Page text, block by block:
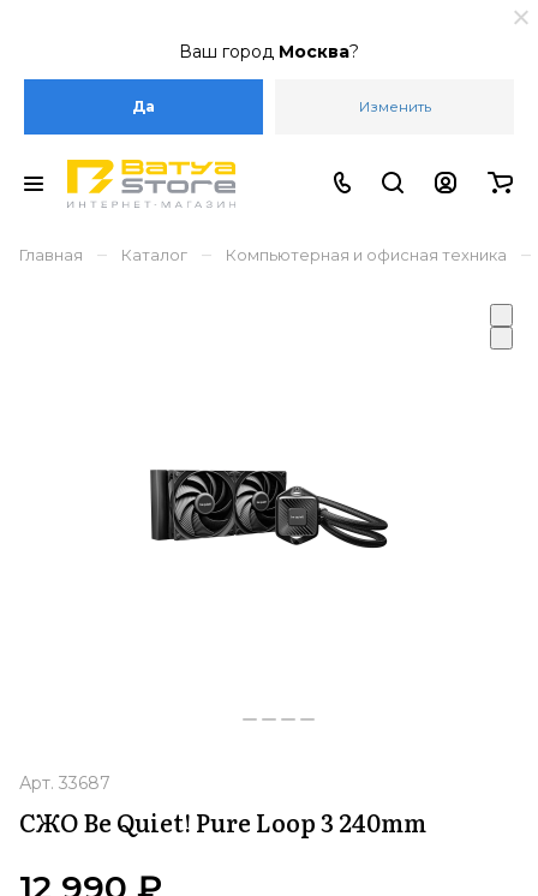
Ваш город Москва?
Да Изменить
Главная – Каталог – Компьютерная и офисная техника –
Арт. 33687
СЖО Be Quiet! Pure Loop 3 240mm